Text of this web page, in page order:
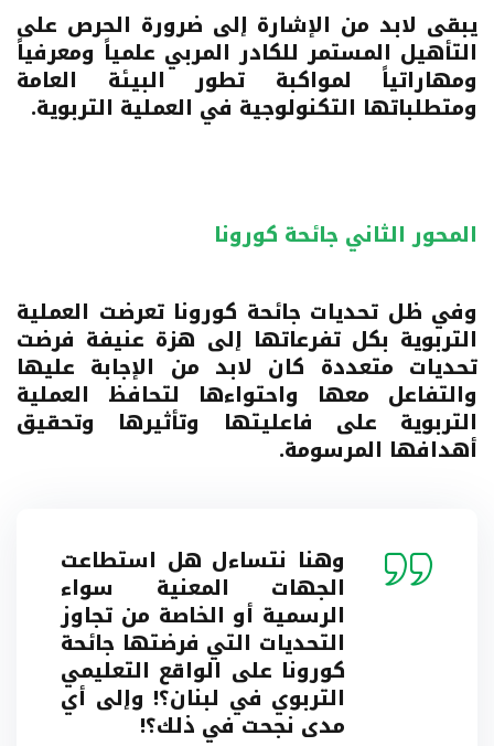
يبقى لابد من الإشارة إلى ضرورة الحرص على
التأهيل المستمر للكادر المربي علمياً ومعرفياً
ومهاراتياً لمواكبة تطور البيئة العامة
ومتطلباتها التكنولوجية في العملية التربوية.
المحور الثاني جائحة كورونا
وفي ظل تحديات جائحة كورونا تعرضت العملية
التربوية بكل تفرعاتها إلى هزة عنيفة فرضت
تحديات متعددة كان لابد من الإجابة عليها
والتفاعل معها واحتواءها لتحافظ العملية
التربوية على فاعليتها وتأثيرها وتحقيق
أهدافها المرسومة.
وهنا نتساءل هل استطاعت
الجهات المعنية سواء
الرسمية أو الخاصة من تجاوز
التحديات التي فرضتها جائحة
كورونا على الواقع التعليمي
التربوي في لبنان؟! وإلى أي
مدى نجحت في ذلك؟!